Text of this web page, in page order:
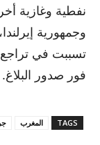
نفطية وغازية
وجمهورية
فور صدور البلاغ.
TAGS المغرب